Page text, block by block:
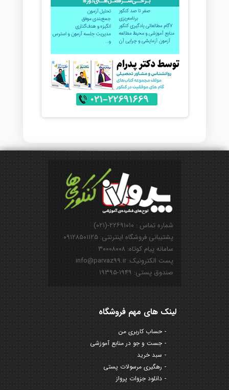
شماره تماس : ۲۲۶۹۱۰۱۰-(۰۲۱)
پشتیبانی فروشگاه اینترنتی: ۰۹۱۲۸۵۰۱۱۲۵
سامانه پیام کوتاه: ۳۰۰۰۸۰۰۸
پست الکترونیک: info@parvaz99.ir
صندوق پستی: ۱۹۴۹-۱۹۳۹۵
لینک های مهم فروشگاه
حساب کاربری من
جست و جو در منابع آموزشی
سبد خرید
رهگیری مرسولات پستی
دانلود جزوات پرواز